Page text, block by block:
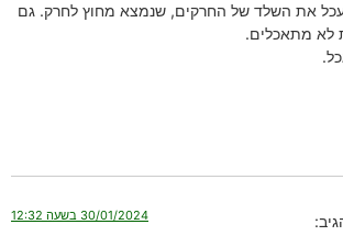
את השלד של החרקים, שנמצא מחוץ לחרק. גם
לא מתאכלים.
30/01/2024 בשעה 12:32